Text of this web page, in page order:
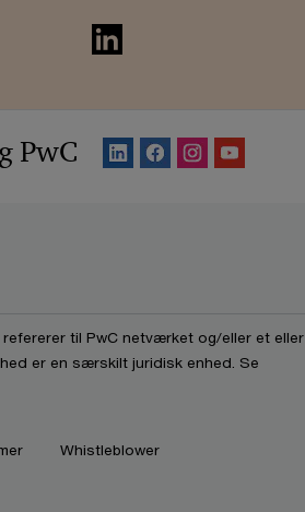
PwC
til PwC netværket og/eller et eller
er en særskilt juridisk enhed. Se
Whistleblower